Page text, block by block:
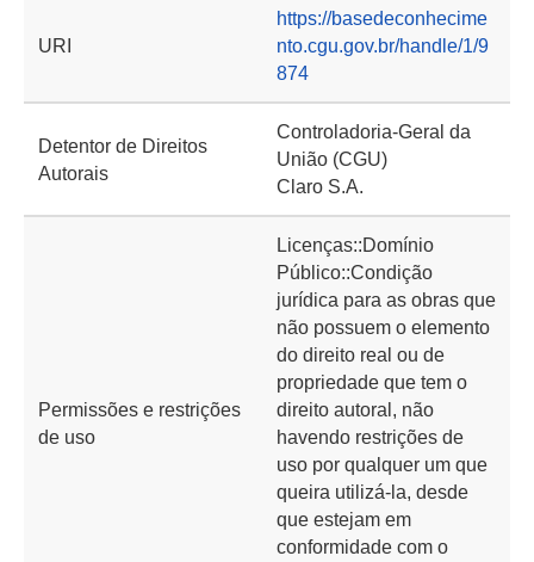
URI
https://basedeconhecime
nto.cgu.gov.br/handle/1/9
874
Detentor de Direitos
Autorais
Controladoria-Geral da
União (CGU)
Claro S.A.
Permissões e restrições
de uso
Licenças::Domínio
Público::Condição
jurídica para as obras que
não possuem o elemento
do direito real ou de
propriedade que tem o
direito autoral, não
havendo restrições de
uso por qualquer um que
queira utilizá-la, desde
que estejam em
conformidade com o